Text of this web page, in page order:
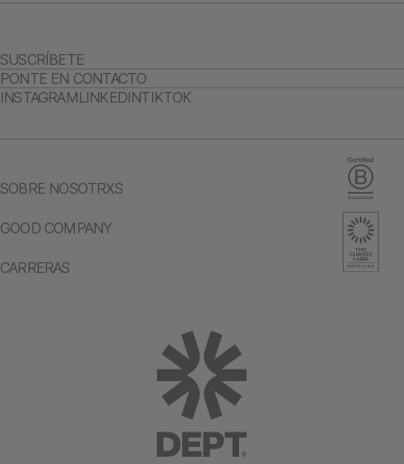
SOBRE NOSOTRXS
GOOD COMPANY
CARRERAS
SUSCRÍBETE
PONTE EN CONTACTO
INSTAGRAMLINKEDINTIKTOK